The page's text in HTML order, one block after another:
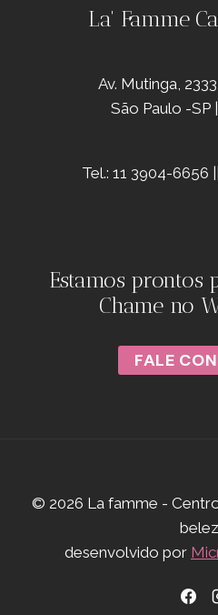
La' Famme
Av. Mutinga,
São Paulo -SP
Tel.: 11 3904-6656
Estamos prontos
Chame no
FALE
© 2026 La famme -
desenvolvido por